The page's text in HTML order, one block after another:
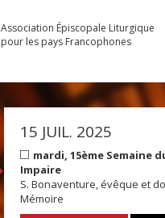
Association Épiscopale Liturgique
pour les pays Francophones
15 JUIL. 2025
mardi, 15ème Semaine
Impaire
S. Bonaventure, évêque et
Mémoire